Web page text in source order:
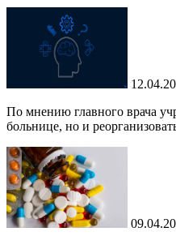
По мнению главного врача
больнице, но и